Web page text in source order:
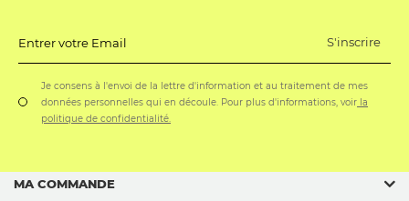
Entrer votre Email S'inscrire
Je consens à l'envoi de la lettre d'information et au traitement de mes
données personnelles qui en découle. Pour plus d'informations, voir la
politique de confidentialité.
MA COMMANDE